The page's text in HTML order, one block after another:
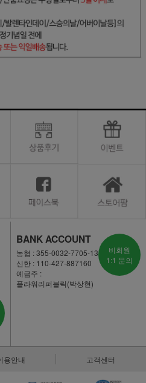
BANK ACCOUNT
농협 : 355-0032-7705-13
신한 : 110-427-887160
예금주 :
플라워리퍼블릭(박상현)
비회원
1:1 문의
용안내 고객센터